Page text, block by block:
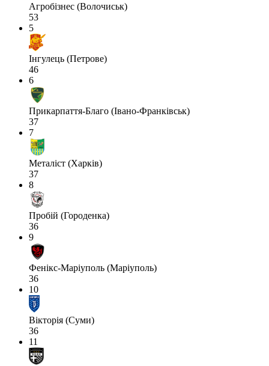
Агробізнес (Волочиськ)
53
5
Інгулець (Петрове)
46
6
Прикарпаття-Благо (Івано-Франківськ)
37
7
Металіст (Харків)
37
8
Пробій (Городенка)
36
9
Фенікс-Маріуполь (Маріуполь)
36
10
Вікторія (Суми)
36
11